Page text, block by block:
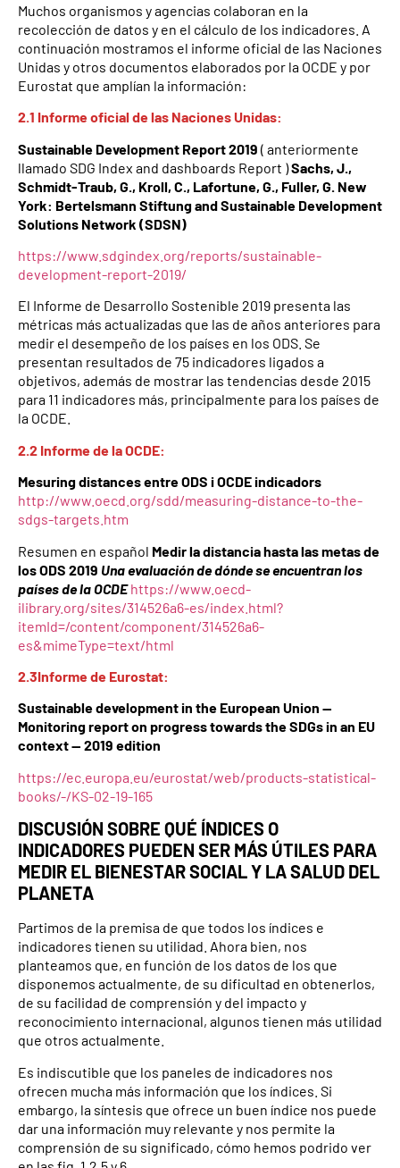
Muchos organismos y agencias colaboran en la
recolección de datos y en el cálculo de los indicadores. A
continuación mostramos el informe oficial de las Naciones
Unidas y otros documentos elaborados por la OCDE y por
Eurostat que amplían la información:
2.1 Informe oficial de las Naciones Unidas:
Sustainable Development Report 2019 ( anteriormente
llamado SDG Index and dashboards Report )Sachs, J.,
Schmidt-Traub, G., Kroll, C., Lafortune, G., Fuller, G. New
York: Bertelsmann Stiftung and Sustainable Development
Solutions Network (SDSN)
https://www.sdgindex.org/reports/sustainable-
development-report-2019/
El Informe de Desarrollo Sostenible 2019 presenta las
métricas más actualizadas que las de años anteriores para
medir el desempeño de los países en los ODS. Se
presentan resultados de 75 indicadores ligados a
objetivos, además de mostrar las tendencias desde 2015
para 11 indicadores más, principalmente para los países de
la OCDE.
2.2 Informe de la OCDE:
Mesuring distances entre ODS i OCDE indicadors
http://www.oecd.org/sdd/measuring-distance-to-the-
sdgs-targets.htm
Resumen en español Medir la distancia hasta las metas de
los ODS 2019 Una evaluación de dónde se encuentran los
países de la OCDE https://www.oecd-
ilibrary.org/sites/314526a6-es/index.html?
itemId=/content/component/314526a6-
es&mimeType=text/html
2.3Informe de Eurostat:
Sustainable development in the European Union —
Monitoring report on progress towards the SDGs in an EU
context — 2019 edition
https://ec.europa.eu/eurostat/web/products-statistical-
books/-/KS-02-19-165
DISCUSIÓN SOBRE QUÉ ÍNDICES O
INDICADORES PUEDEN SER MÁS ÚTILES PARA
MEDIR EL BIENESTAR SOCIAL Y LA SALUD DEL
PLANETA
Partimos de la premisa de que todos los índices e
indicadores tienen su utilidad. Ahora bien, nos
planteamos que, en función de los datos de los que
disponemos actualmente, de su dificultad en obtenerlos,
de su facilidad de comprensión y del impacto y
reconocimiento internacional, algunos tienen más utilidad
que otros actualmente.
Es indiscutible que los paneles de indicadores nos
ofrecen mucha más información que los índices. Si
embargo, la síntesis que ofrece un buen índice nos puede
dar una información muy relevante y nos permite la
comprensión de su significado, cómo hemos podrido ver